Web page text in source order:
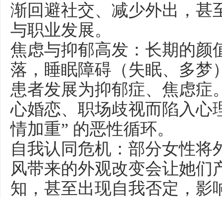
渐回避社交、减少外出，甚
与职业发展。
焦虑与抑郁高发：长期的颜
落，睡眠障碍（失眠、多梦
患者发展为抑郁症、焦虑症
心婚恋、职场歧视而陷入心
情加重” 的恶性循环。
自我认同危机：部分女性将
风带来的外观改变会让她们
知，甚至出现自我否定，影